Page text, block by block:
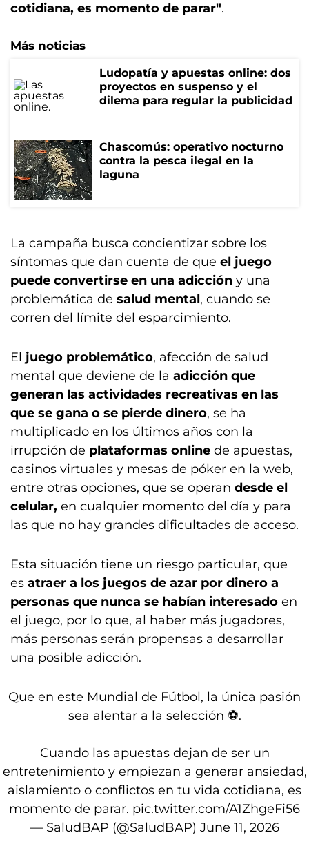
cotidiana, es momento de parar".
Más noticias
Ludopatía y apuestas online: dos
proyectos en suspenso y el
dilema para regular la publicidad
Chascomús: operativo nocturno
contra la pesca ilegal en la
laguna
La campaña busca concientizar sobre los
síntomas que dan cuenta de que el juego
puede convertirse en una adicción y una
problemática de salud mental, cuando se
corren del límite del esparcimiento.
El juego problemático, afección de salud
mental que deviene de la adicción que
generan las actividades recreativas en las
que se gana o se pierde dinero, se ha
multiplicado en los últimos años con la
irrupción de plataformas online de apuestas,
casinos virtuales y mesas de póker en la web,
entre otras opciones, que se operan desde el
celular, en cualquier momento del día y para
las que no hay grandes dificultades de acceso.
Esta situación tiene un riesgo particular, que
es atraer a los juegos de azar por dinero a
personas que nunca se habían interesado en
el juego, por lo que, al haber más jugadores,
más personas serán propensas a desarrollar
una posible adicción.
Que en este Mundial de Fútbol, la única pasión
sea alentar a la selección ⚽️.
Cuando las apuestas dejan de ser un
entretenimiento y empiezan a generar ansiedad,
aislamiento o conflictos en tu vida cotidiana, es
momento de parar. pic.twitter.com/A1ZhgeFi56
— SaludBAP (@SaludBAP) June 11, 2026